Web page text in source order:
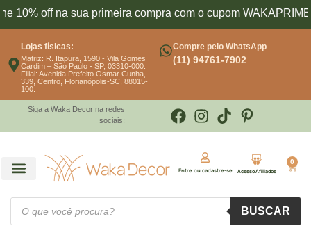
na sua primeira compra com o cupom WAKAPRIMEIRA10
Lojas físicas:
Matriz: R. Itapura, 1590 - Vila Gomes
Cardim – São Paulo - SP, 03310-000.
Filial: Avenida Prefeito Osmar Cunha,
339, Centro, Florianópolis-SC, 88015-
100.
Compre pelo WhatsApp
(11) 94761-7902
Siga a Waka Decor na redes
sociais:
Entre ou cadastre-se Acesso Afiliados
0
BUSCAR